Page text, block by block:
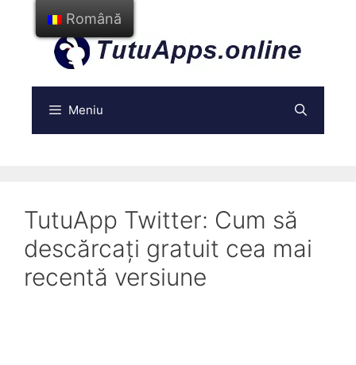
conținut
Meniu
TutuApp Twitter: Cum să
descărcați gratuit cea mai
recentă versiune
Română